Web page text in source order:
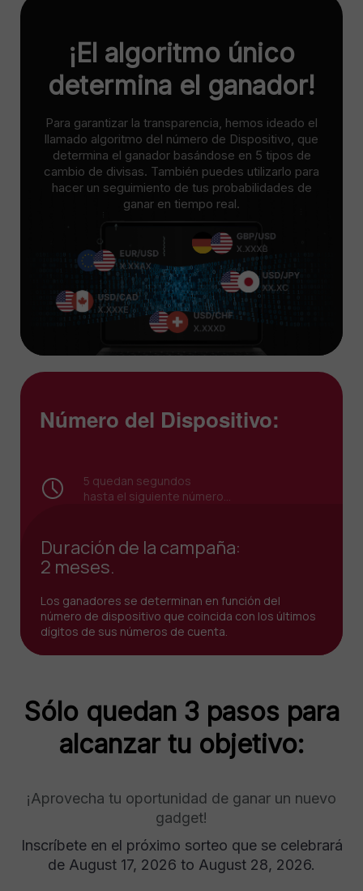
¡El algoritmo único
determina el ganador!
Para garantizar la transparencia, hemos ideado el
llamado algoritmo del número de Dispositivo, que
determina el ganador basándose en 5 tipos de
cambio de divisas. También puedes utilizarlo para
hacer un seguimiento de tus probabilidades de
ganar en tiempo real.
Número del Dispositivo:
5 quedan segundos
hasta el siguiente número...
Duración de la campaña:
2 meses.
Los ganadores se determinan en función del
número de dispositivo que coincida con los últimos
dígitos de sus números de cuenta.
Sólo quedan 3 pasos para
alcanzar tu objetivo:
¡Aprovecha tu oportunidad de ganar un nuevo
gadget!
Inscríbete en el próximo sorteo que se celebrará
de August 17, 2026 to August 28, 2026.